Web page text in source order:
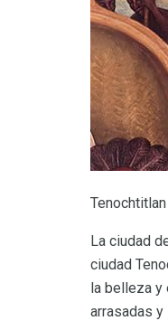
La ciudad
ciudad
la belleza y
arrasadas